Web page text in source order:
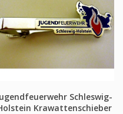
Schleswig-
Krawattenschieber